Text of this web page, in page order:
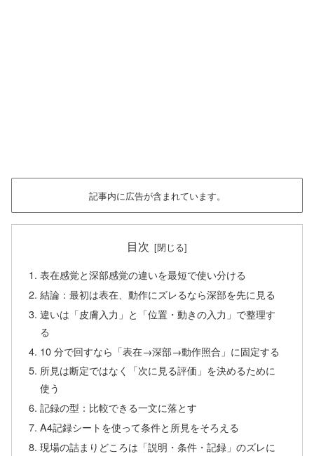
記事内に広告が含まれています。
目次
表在感覚と深部感覚の違いを最短で使い分ける
結論：最初は表在、動作にズレるなら深部を先に見る
違いは「皮膚入力」と「位置・動きの入力」で整理す
る
10 分で回すなら「表在→深部→動作照合」に固定する
所見は断定ではなく「次に見る評価」を決めるために
使う
記録の型：比較できる一文に落とす
A4記録シートを使って条件と所見をそろえる
現場の詰まりどころは「説明・条件・記録」のズレに